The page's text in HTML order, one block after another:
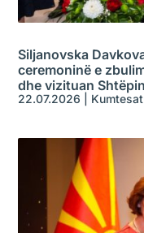
Siljanovska
ceremoninë e
dhe vizituan
22.07.2026 Kumtesat